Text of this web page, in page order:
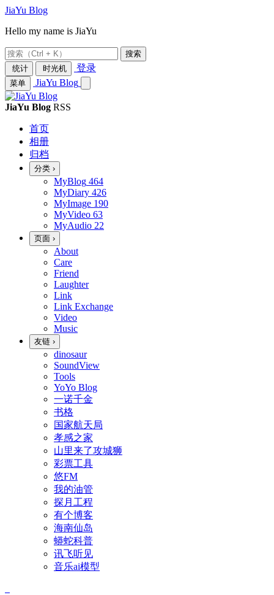
JiaYu Blog
Hello my name is JiaYu
搜索
统计
时光机 登录
菜单 JiaYu Blog
JiaYu Blog RSS
首页
相册
归档
分类 ›
MyBlog 464
MyDiary 426
MyImage 190
MyVideo 63
MyAudio 22
页面 ›
About
Care
Friend
Laughter
Link
Link Exchange
Video
Music
友链 ›
dinosaur
SoundView
Tools
YoYo Blog
一诺千金
书格
国家航天局
孝感之家
山里来了攻城狮
彩票工具
悠FM
我的油管
探月工程
有个博客
海南仙岛
蟒蛇科普
讯飞听见
音乐ai模型